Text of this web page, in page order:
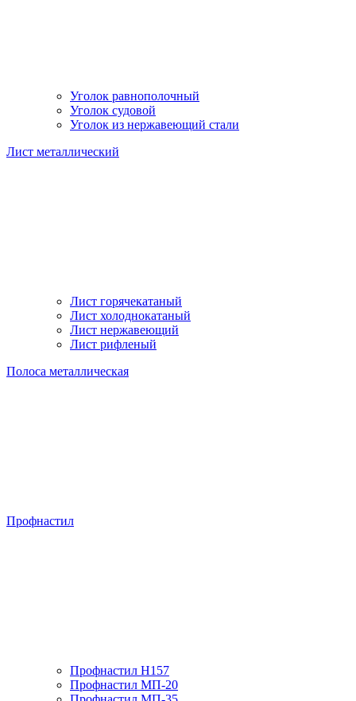
Уголок равнополочный
Уголок судовой
Уголок из нержавеющий стали
Лист металлический
Лист горячекатаный
Лист холоднокатаный
Лист нержавеющий
Лист рифленый
Полоса металлическая
Профнастил
Профнастил H157
Профнастил МП-20